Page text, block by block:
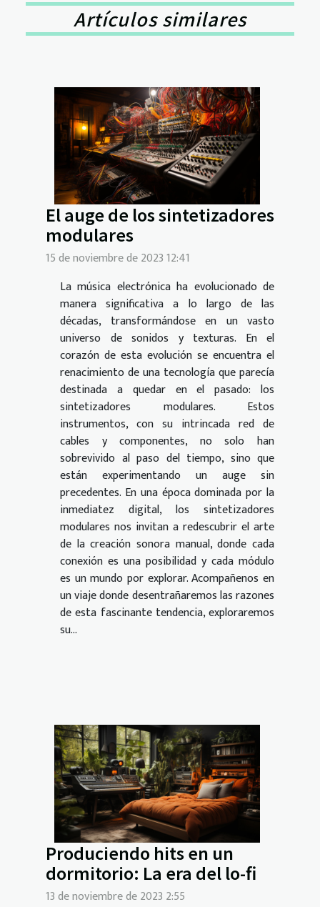
Artículos similares
El auge de los sintetizadores
modulares
15 de noviembre de 2023 12:41
La música electrónica ha evolucionado de
manera significativa a lo largo de las
décadas, transformándose en un vasto
universo de sonidos y texturas. En el
corazón de esta evolución se encuentra el
renacimiento de una tecnología que parecía
destinada a quedar en el pasado: los
sintetizadores modulares. Estos
instrumentos, con su intrincada red de
cables y componentes, no solo han
sobrevivido al paso del tiempo, sino que
están experimentando un auge sin
precedentes. En una época dominada por la
inmediatez digital, los sintetizadores
modulares nos invitan a redescubrir el arte
de la creación sonora manual, donde cada
conexión es una posibilidad y cada módulo
es un mundo por explorar. Acompañenos en
un viaje donde desentrañaremos las razones
de esta fascinante tendencia, exploraremos
su...
Produciendo hits en un
dormitorio: La era del lo-fi
13 de noviembre de 2023 2:55